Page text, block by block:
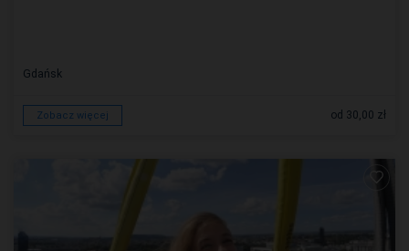
Gdańsk
Zobacz więcej od 30,00 zł